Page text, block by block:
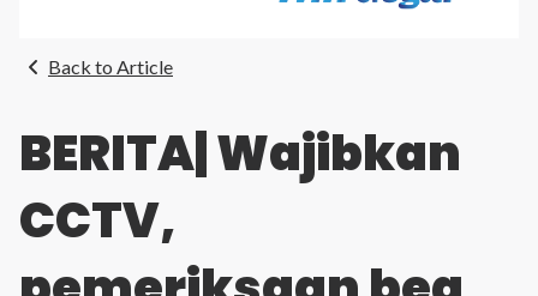
Back to Article
BERITA| Wajibkan
CCTV,